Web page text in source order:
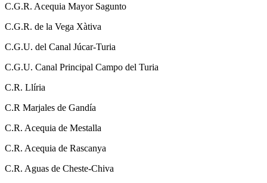
C.G.R. Acequia Mayor Sagunto
C.G.R. de la Vega Xàtiva
C.G.U. del Canal Júcar-Turia
C.G.U. Canal Principal Campo del Turia
C.R. Llíria
C.R Marjales de Gandía
C.R. Acequia de Mestalla
C.R. Acequia de Rascanya
C.R. Aguas de Cheste-Chiva